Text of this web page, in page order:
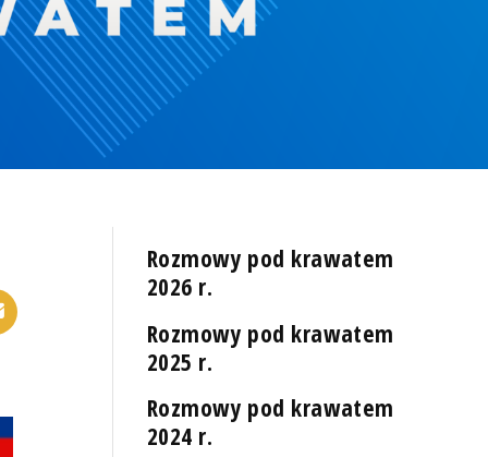
Rozmowy pod krawatem
2026 r.
Rozmowy pod krawatem
2025 r.
Rozmowy pod krawatem
2024 r.